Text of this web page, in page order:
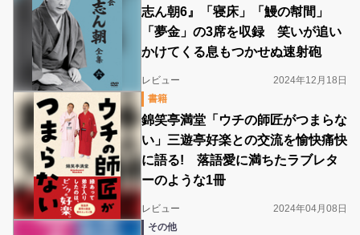
志ん朝6』「寝床」「鰻の幇間」
「夢金」の3席を収録 笑いが追い
かけてくる息もつかせぬ速射砲
レビュー
2024年12月18日
書籍
錦笑亭満堂「ウチの師匠がつまらな
い」三遊亭好楽との交流を愉快痛快
に語る! 落語愛に満ちたラブレタ
ーのような1冊
レビュー
2024年04月08日
その他